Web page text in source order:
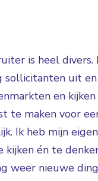
is heel
sollicitanten uit
en
te maken voor
Ik heb mijn
én te
weer nieuwe